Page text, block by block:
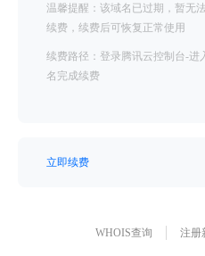
温馨提醒：该域名已过期，暂无
续费，续费后可恢复正常使用
续费路径：登录腾讯云控制台-进
名完成续费
立即续费
WHOIS查询 注册